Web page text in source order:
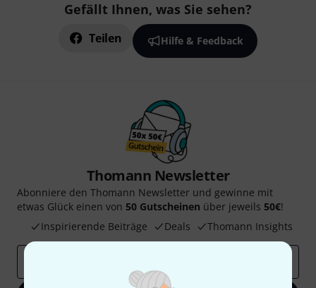
Gefällt Ihnen, was Sie sehen?
Teilen Hilfe & Feedback
Thomann Newsletter
Abonniere den Thomann Newsletter und gewinne mit
etwas Glück einen von 50 Gutscheinen über jeweils 50€!
Inspirierende Beiträge
Deals Thomann Insights